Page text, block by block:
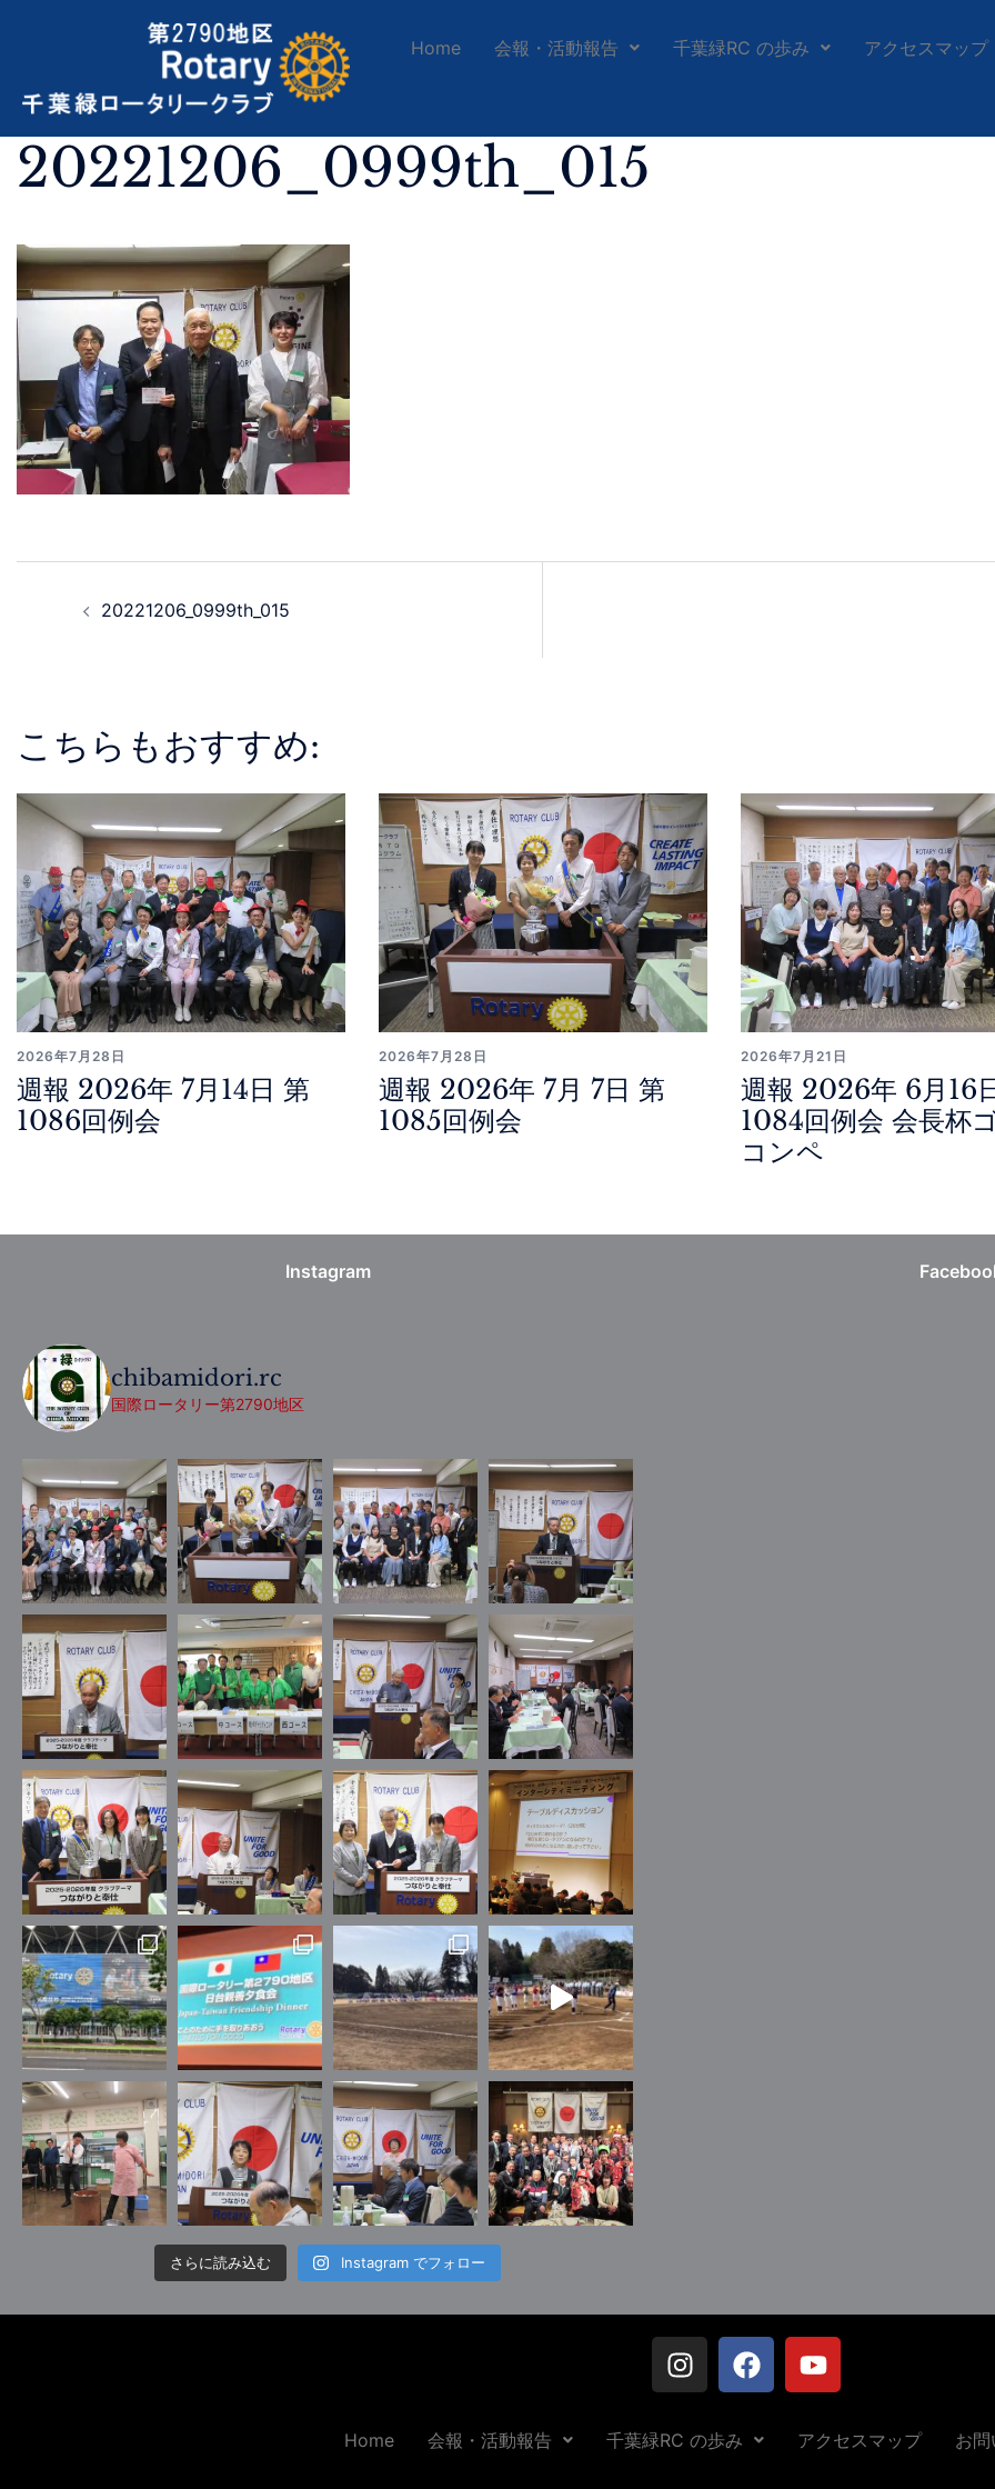
Home 会報・活動報告 千葉緑RC の歩み アクセスマップ
20221206_0999th_015
20221206_0999th_015
こちらもおすすめ:
2026年7月28日
週報 2026年 7月14日 第
1086回例会
2026年7月28日
週報 2026年 7月 7日 第
1085回例会
2026年7月21日
週報 2026年 6月16
1084回例会 会長杯
コンペ
Instagram
chibamidori.rc
国際ロータリー第2790地区
さらに読み込む Instagram でフォロー
Home 会報・活動報告 千葉緑RC の歩み アクセスマップ お